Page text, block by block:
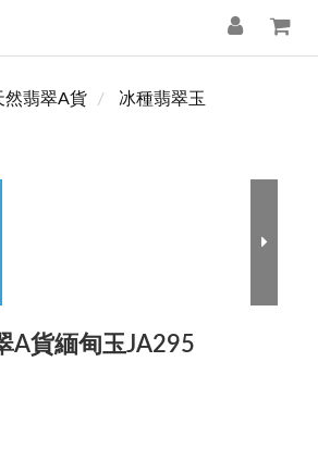
然翡翠A貨 冰種翡翠玉
A貨緬甸玉JA295